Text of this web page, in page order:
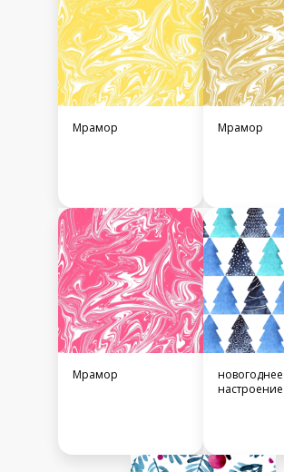
Мрамор Мрамор
Мрамор
новогоднее
настроение